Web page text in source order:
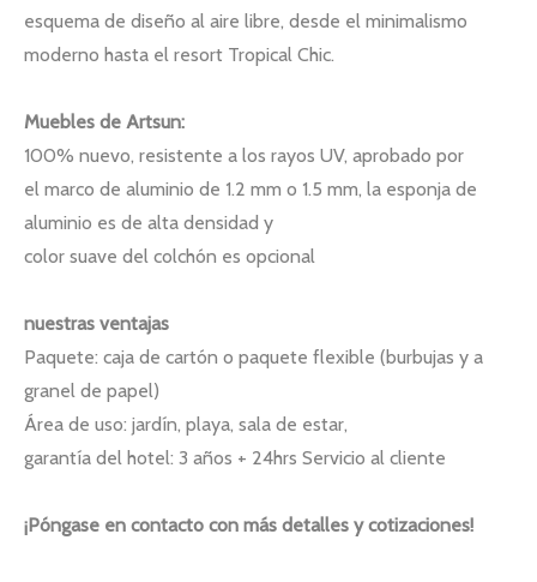
esquema de diseño al aire libre, desde el minimalismo
moderno hasta el resort Tropical Chic.
Muebles de Artsun:
100% nuevo, resistente a los rayos UV, aprobado por
el marco de aluminio de 1.2 mm o 1.5 mm, la esponja de
aluminio es de alta densidad y
color suave del colchón es opcional
nuestras ventajas
Paquete: caja de cartón o paquete flexible (burbujas y a
granel de papel)
Área de uso: jardín, playa, sala de estar,
garantía del hotel: 3 años + 24hrs Servicio al cliente
¡Póngase en contacto con más detalles y cotizaciones!